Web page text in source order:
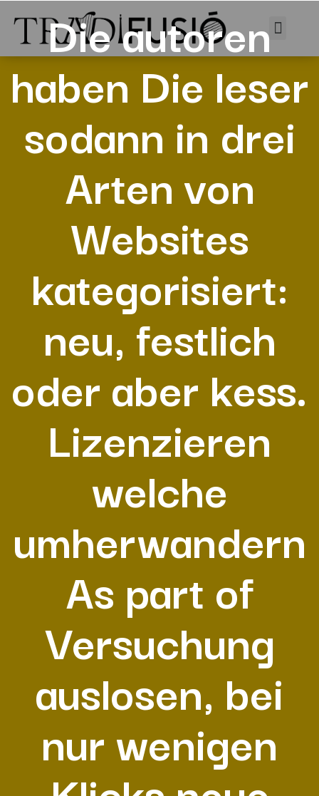
Die autoren
haben Die leser
sodann in drei
Arten von
Websites
kategorisiert:
neu, festlich
oder aber kess.
Lizenzieren
welche
umherwandern
As part of
Versuchung
auslosen, bei
nur wenigen